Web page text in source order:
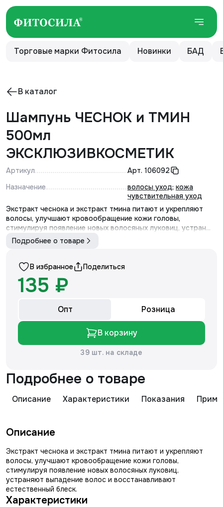
Торговые марки Фитосила Новинки БАД
В каталог
Шампунь ЧЕСНОК и ТМИН
500мл
ЭКСКЛЮЗИВКОСМЕТИК
Артикул Арт. 106092
Назначение
волосы уход; кожа
чувствительная уход
Экстракт чеснока и экстракт тмина питают и укрепляют
волосы, улучшают кровообращение кожи головы,
стимулируя появление новых волосяных луковиц, устран...
Подробнее о товаре
В избранное Поделиться
135 ₽
Опт Розница
В корзину
39 шт. на складе
Подробнее о товаре
Описание Характеристики Показания
Описание
Экстракт чеснока и экстракт тмина питают и укрепляют
волосы, улучшают кровообращение кожи головы,
стимулируя появление новых волосяных луковиц,
устраняют выпадение волос и восстанавливают
естественный блеск.
Характеристики